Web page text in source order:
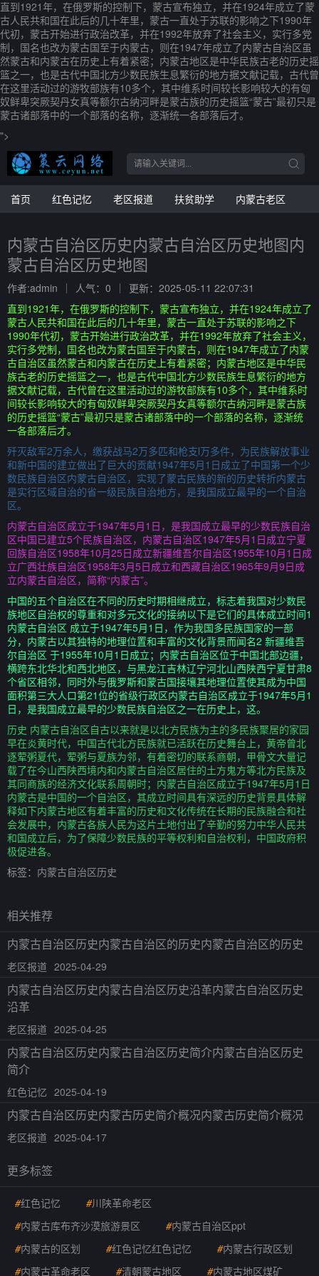
直到1921年，在俄罗斯的控制下，蒙古宣布独立，并在1924年成立了蒙
古人民共和国在此后的几十年里，蒙古一直处于苏联的影响之下1990年
代初，蒙古开始进行政治改革，并在1992年放弃了社会主义，实行多党
制，国名也改为蒙古国至于内蒙古，则在1947年成立了内蒙古自治区虽
然蒙古和内蒙古在历史上有着紧密；内蒙古地区是中华民族古老的历史摇
篮之一，也是古代中国北方少数民族生息繁衍的地方据文献记载，古代曾
在这里活动过的游牧部族有10多个，其中维系时间较长影响较大的有匈
奴鲜卑突厥契丹女真等额尔古纳河畔是蒙古族的历史摇篮“蒙古”最初只是
蒙古诸部落中的一个部落的名称，逐渐统一各部落后才。
">
首页 红色记忆 老区报道 扶贫助学 内蒙古老区
内蒙古自治区历史内蒙古自治区历史地图内
蒙古自治区历史地图
作者:admin 人气：0
更新：2025-05-11 22:07:31
直到1921年，在俄罗斯的控制下，蒙古宣布独立，并在1924年成立了
蒙古人民共和国在此后的几十年里，蒙古一直处于苏联的影响之下
1990年代初，蒙古开始进行政治改革，并在1992年放弃了社会主义，
实行多党制，国名也改为蒙古国至于内蒙古，则在1947年成立了内蒙
古自治区虽然蒙古和内蒙古在历史上有着紧密；内蒙古地区是中华民
族古老的历史摇篮之一，也是古代中国北方少数民族生息繁衍的地方
据文献记载，古代曾在这里活动过的游牧部族有10多个，其中维系时
间较长影响较大的有匈奴鲜卑突厥契丹女真等额尔古纳河畔是蒙古族
的历史摇篮“蒙古”最初只是蒙古诸部落中的一个部落的名称，逐渐统
一各部落后才。
歼灭敌军2万余人，缴获战马2万多匹和枪支l万多件，为民族解放事业
和新中国的建立做出了巨大的贡献1947年5月1日成立了中国第一个少
数民族自治区内蒙古自治区，实现了蒙古民族的新的历史转折内蒙古
是实行区域自治的省一级民族自治地方，是我国成立最早的一个自治
区。
内蒙古自治区成立于1947年5月1日，是我国成立最早的少数民族自治
区中国已建立5个民族自治区，内蒙古自治区1947年5月1日成立宁夏
回族自治区1958年10月25日成立新疆维吾尔自治区1955年10月1日成
立广西壮族自治区1958年3月5日成立和西藏自治区1965年9月9日成
立内蒙古自治区，简称“内蒙古”。
中国的五个自治区在不同的历史时期相继成立，标志着我国对少数民
族地区自治权的尊重和对多元文化的接纳以下是它们的具体成立时间1
内蒙古自治区 成立于1947年5月1日，作为我国多民族国家的一部
分，内蒙古以其独特的地理位置和丰富的文化背景而闻名2 新疆维吾
尔自治区 于1955年10月1日成立；内蒙古自治区位于中国北部边疆，
横跨东北华北和西北地区，与黑龙江吉林辽宁河北山西陕西宁夏甘肃8
个省区相邻，同时外与俄罗斯和蒙古国接壤其地理位置使其成为中国
面积第三大人口第21位的省级行政区内蒙古自治区成立于1947年5月1
日，是我国成立最早的少数民族自治区之一在历史上，这。
历史 内蒙古自治区自古以来就是以北方民族为主的多民族聚居的家园
早在炎黄时代，中国古代北方民族就已活跃在历史舞台上，黄帝曾北
逐荤粥夏代，荤粥与夏族为邻，有着密切的联系商朝，甲骨文大量记
载了在今山西陕西境内和内蒙古自治区居住的土方鬼方等北方民族及
其同商族的经济文化联系周朝时；内蒙古自治区成立于1947年5月1日
内蒙古是中国的一个自治区，其成立时间具有深远的历史背景具体解
释如下内蒙古地区有着丰富的历史和文化传统在长期的民族融合和社
会发展中，内蒙古各族人民为这片土地付出了辛勤的努力中华人民共
和国成立后，为了保障少数民族的平等权利和自治权利，中国政府积
极促进各。
标签： 内蒙古自治区历史
相关推荐
内蒙古自治区历史内蒙古自治区的历史内蒙古自治区的历史
老区报道 2025-04-29
内蒙古自治区历史内蒙古自治区历史沿革内蒙古自治区历史
沿革
老区报道 2025-04-25
内蒙古自治区历史内蒙古自治区历史简介内蒙古自治区历史
简介
红色记忆 2025-04-19
内蒙古自治区历史内蒙古历史简介概况内蒙古历史简介概况
老区报道 2025-04-17
更多标签
#红色记忆 #川陕革命老区
#内蒙古库布齐沙漠旅游景区 #内蒙古自治区ppt
#内蒙古的区划 #红色记忆红色记忆 #内蒙古行政区划
#内蒙古革命老区 #清朝蒙古地区 #内蒙古地区煤矿